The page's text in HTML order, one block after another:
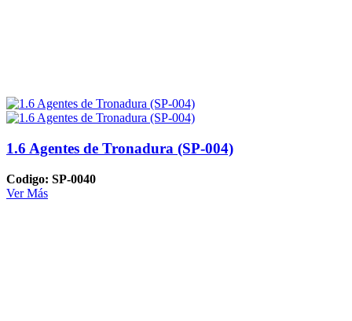
1.6 Agentes de Tronadura (SP-004)
Codigo: SP-0040
Ver Más